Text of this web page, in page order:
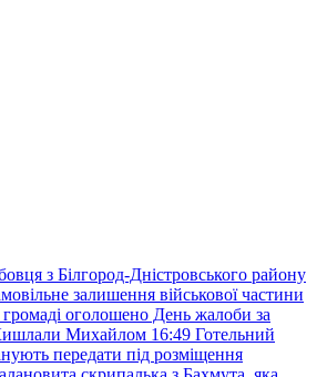
з Білгород-Дністровського району
залишення військової частини
оголошено День жалоби за
Михайлом 16:49 Готельний
передати під розміщення